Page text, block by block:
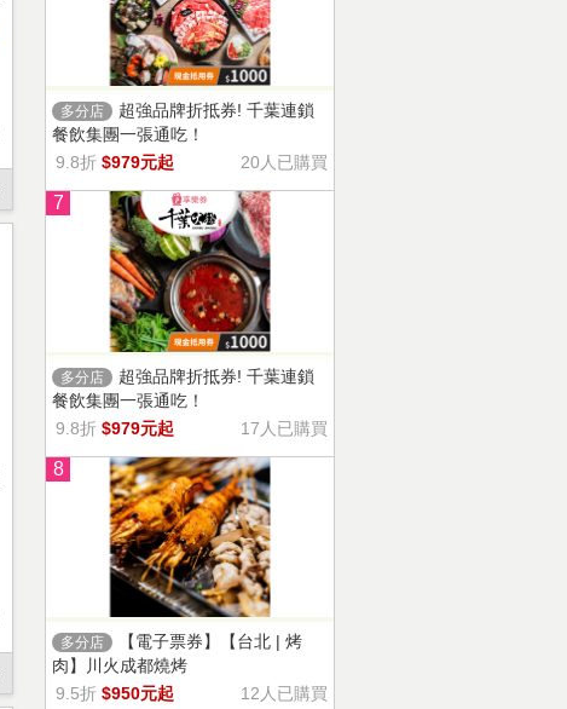
多分店
超強品牌折抵券! 千葉連鎖
餐飲集團一張通吃！
9.8折 $979元起 20人已購買
7
多分店
超強品牌折抵券! 千葉連鎖
餐飲集團一張通吃！
9.8折 $979元起 17人已購買
8
多分店
【電子票券】【台北 | 烤
肉】川火成都燒烤
9.5折 $950元起 12人已購買